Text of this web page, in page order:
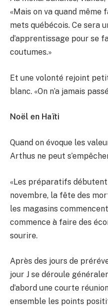
«Mais on va quand
mets québécois. Ce sera
d’apprentissage pour se
coutumes.»
Et une volonté rejoint
blanc. «On n’a jamais
Noël en Haïti
Quand on évoque les
Arthus ne peut
«Les préparatifs
novembre, la fête des
les magasins
commence à faire des
sourire.
Après des jours de
jour J se déroule
d’abord une courte
ensemble les points